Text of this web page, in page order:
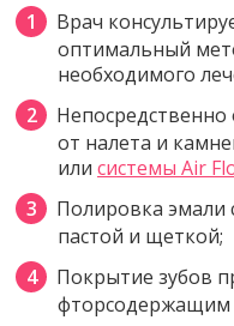
Врач
оптимальный
необходимого
от налета и
или системы Air
Полировка эмали
пастой и щеткой;
Покрытие зубов
фторсодержащим